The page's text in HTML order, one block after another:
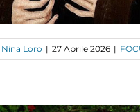
Nina Loro | 27 Aprile 2026 |